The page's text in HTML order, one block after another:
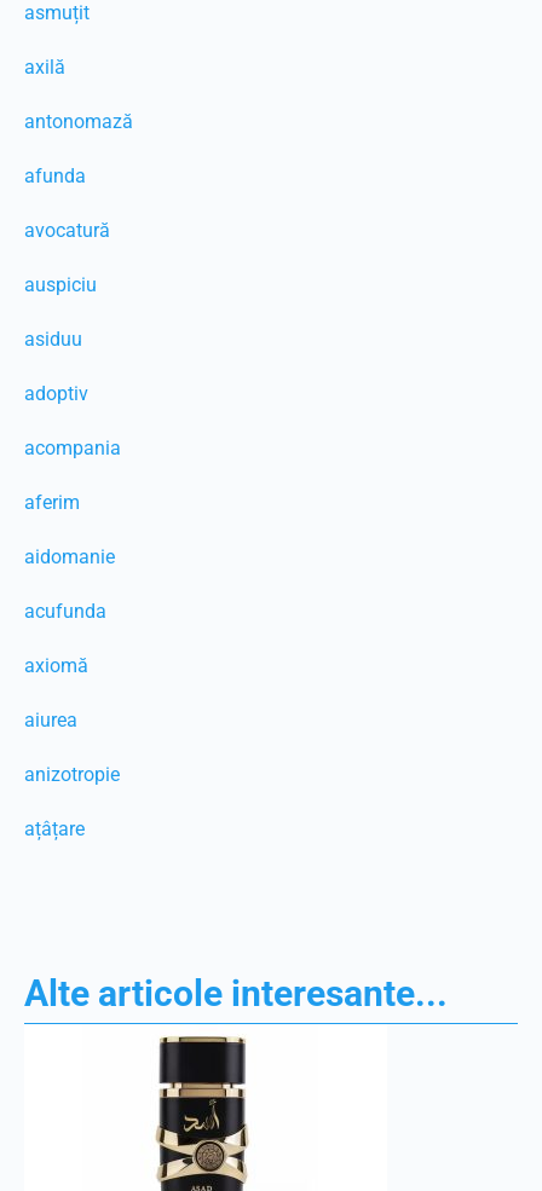
asmuțit
axilă
antonomază
afunda
avocatură
auspiciu
asiduu
adoptiv
acompania
aferim
aidomanie
acufunda
axiomă
aiurea
anizotropie
ațâțare
Alte articole interesante...